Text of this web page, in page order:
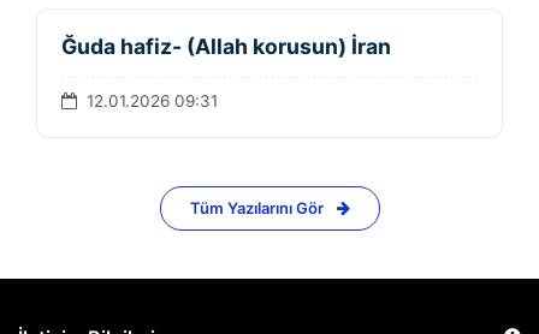
Ğuda hafiz- (Allah korusun) İran
12.01.2026 09:31
Tüm Yazılarını Gör